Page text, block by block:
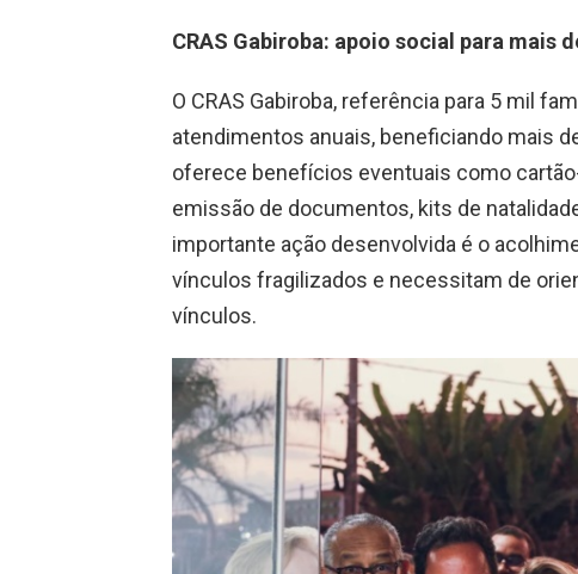
CRAS Gabiroba: apoio social para mais
O CRAS Gabiroba, referência para 5 mil
atendimentos anuais, beneficiando mais
oferece benefícios eventuais como
emissão de documentos, kits de
importante ação desenvolvida é o
vínculos fragilizados e necessitam de
vínculos.